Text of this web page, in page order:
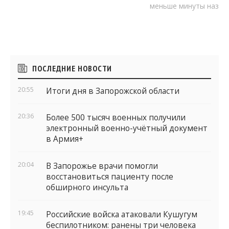
меньше минуты назад
Боковые
виджеты
ПОСЛЕДНИЕ НОВОСТИ
20:55 Итоги дня в Запорожской области
20:36
Более 500 тысяч военных получили
электронный военно-учётный документ
в Армия+
20:04
В Запорожье врачи помогли
восстановиться пациенту после
обширного инсульта
19:45
Российские войска атаковали Кушугум
беспилотником: ранены три человека